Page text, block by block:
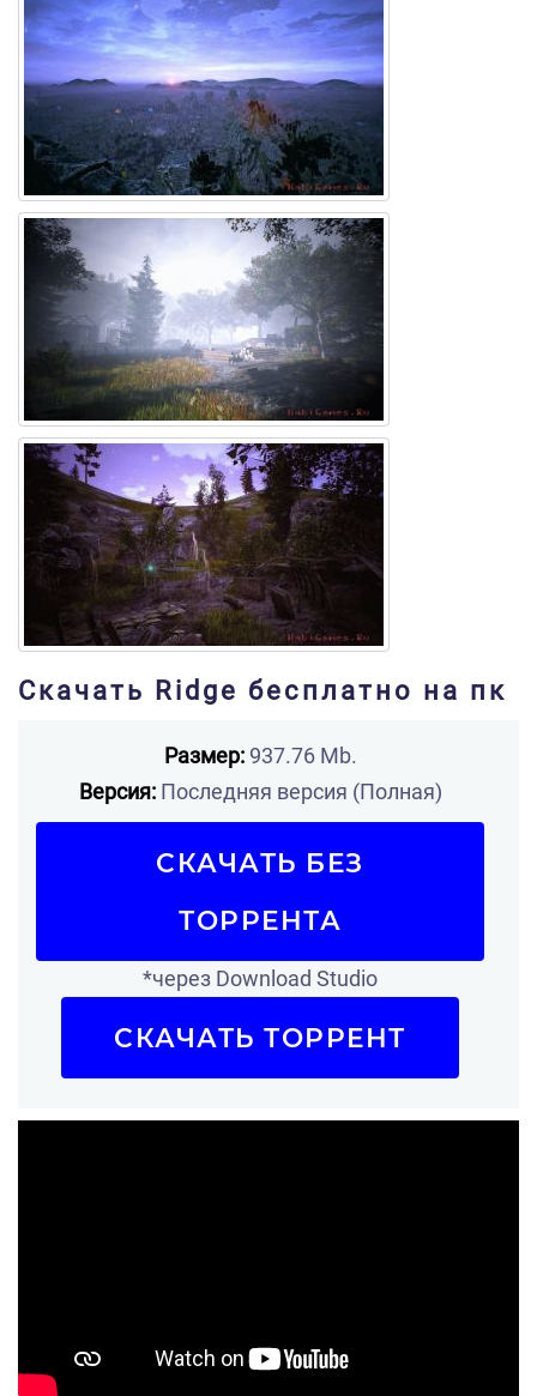
Скачать Ridge бесплатно на пк
Размер:937.76 Mb.
Версия:Последняя версия (Полная)
СКАЧАТЬ БЕЗ
ТОРРЕНТА
*через Download Studio
СКАЧАТЬ ТОРРЕНТ